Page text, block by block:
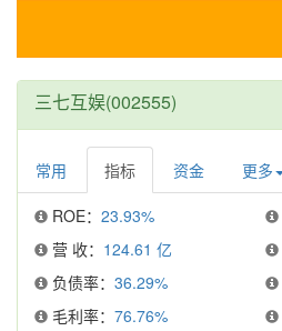
三七互娱(002555)
常用 指标 资金 更多
ROE： 23.93%
营 收： 124.61 亿
负债率： 36.29%
毛利率： 76.76%